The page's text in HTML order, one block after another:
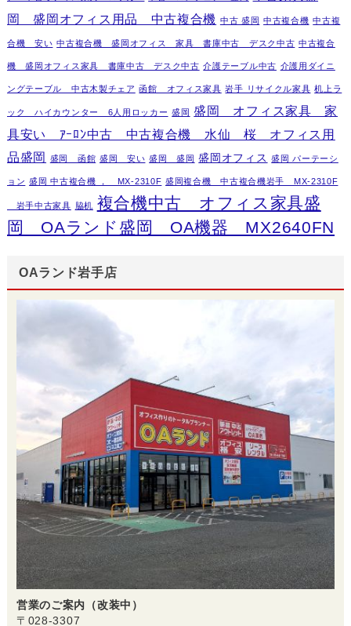
岡 盛岡オフィス用品 中古複合機 中古 盛岡 中古複合機 中古複
合機 安い 中古複合機 盛岡オフィス 家具 書庫中古 デスク中古 中古複合
機 盛岡オフィス家具 書庫中古 デスク中古 介護テーブル中古 介護用ダイニ
ングテーブル 中古木製チェア 函館 オフィス家具 岩手 リサイクル家具 机上ラ
ック ハイカウンター 6人用ロッカー 盛岡 盛岡 オフィス家具 家
具安い ｱｰﾛﾝ中古 中古複合機 水仙 桜 オフィス用
品盛岡 盛岡 函館 盛岡 安い 盛岡 盛岡 盛岡オフィス 盛岡 パーテーシ
ョン 盛岡 中古複合機 ， MX-2310F 盛岡複合機 中古複合機岩手 MX-2310F
岩手中古家具 脇机 複合機中古 オフィス家具盛
岡 OAランド盛岡 OA機器 MX2640FN
OAランド岩手店
営業のご案内（改装中）
〒028-3307